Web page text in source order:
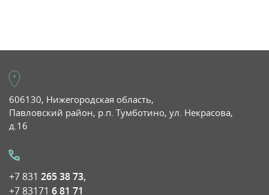
606130, Нижегородская область,
Павловский район, р.п. Тумботино, ул. Некрасова,
д.16
+7 831 265 38 73,
+7 83171 6 81 71